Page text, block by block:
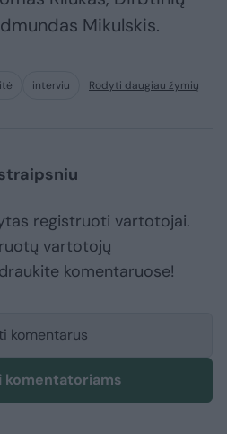
Mikulskis.
interviu Rodyti daugiau žymių
registruoti vartotojai.
vartotojų
komentaruose!
komentarus
komentatoriams